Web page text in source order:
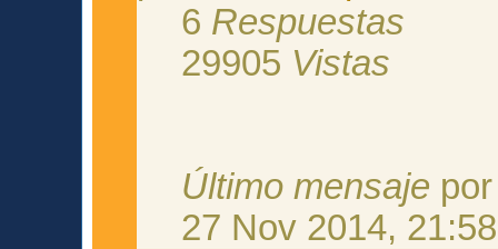
6 Respuestas
29905 Vistas
Último mensaje
27 Nov 2014, 21:58